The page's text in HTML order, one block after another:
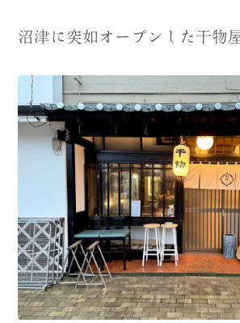
沼津に突如オープンした干物